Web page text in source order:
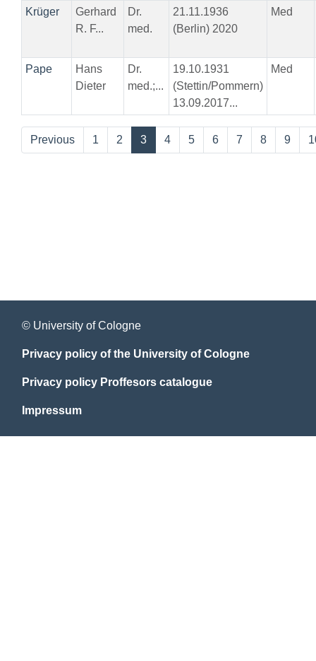
Krüger
Gerhard
R. F...
Dr.
med.
21.11.1936
(Berlin) 2020
Med
Pape
Hans
Dieter
Dr.
med.;...
19.10.1931
(Stettin/Pommern)
13.09.2017...
Med
Previous 1 2 3 4 5 6 7 8 9
© University of Cologne
Privacy policy of the University of Cologne
Privacy policy Proffesors catalogue
Impressum